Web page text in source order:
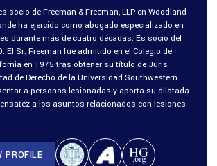
socio de Freeman & Freeman, LLP en Woodland
ha ejercido como abogado especializado en
durante más de cuatro décadas. Es socio del
El Sr. Freeman fue admitido en el Colegio de
en 1975 tras obtener su título de Juris
de Derecho de la Universidad Southwestern.
a personas lesionadas y aporta su dilatada
a los asuntos relacionados con lesiones
PROFILE